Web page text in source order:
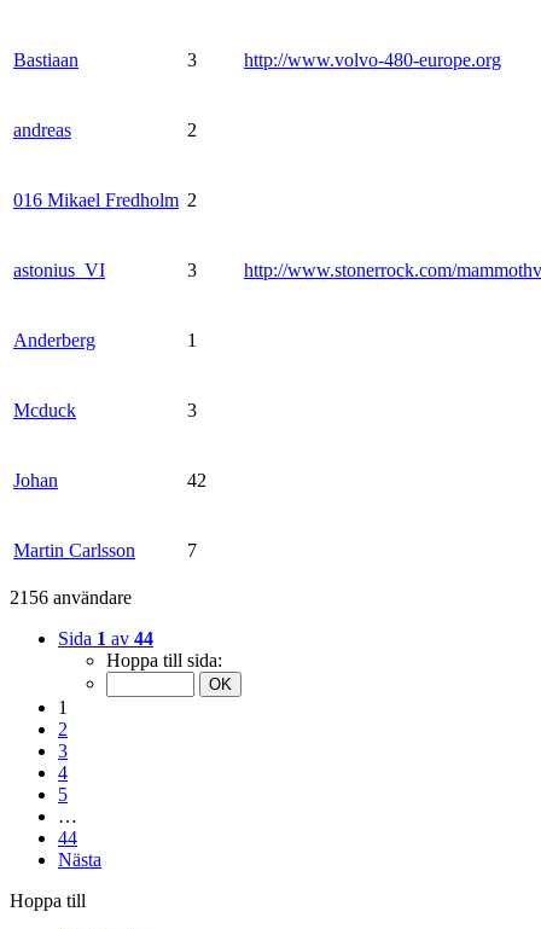
Bastiaan 3 http://www.volvo-480-europe.org
andreas 2
016 Mikael Fredholm 2
astonius_VI 3 http://www.stonerrock.com/
Anderberg 1
Mcduck 3
Johan 42
Martin Carlsson 7
2156 användare
Sida 1 av 44
Hoppa till sida:
1
2
3
4
5
…
44
Nästa
Hoppa till